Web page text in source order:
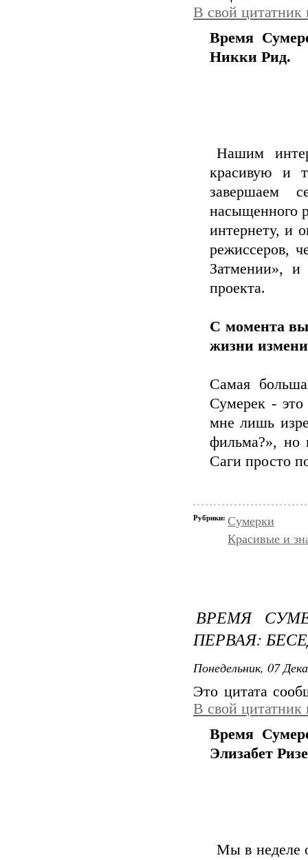
В свой цитатник
Время
Никки Рид.
Нашим
красивую и
завершаем
насыщенного
интернету, и
режиссеров,
Затмении», и
проекта.
С момента
жизни
Самая
Сумерек -
мне лишь
фильма?», но
Саги просто
Рубрики: Сумерки
Красивые и
ВРЕМЯ
ПЕРВАЯ:
Понедельник, 07
Это цитата
В свой цитатник
Время
Элизабет
Мы в неделе